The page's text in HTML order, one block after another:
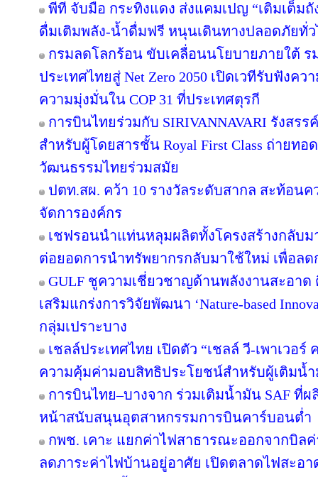
พีที จับมือ กระทิงแดง ส่งแคมเปญ “เติมเต็มถั
ดื่มเติมพลัง-น้ำดื่มฟรี หนุนเดินทางปลอดภัยทั่
กรมลดโลกร้อน ขับเคลื่อนนโยบายภายใต้ ร
ประเทศไทยสู่ Net Zero 2050 เปิดเวทีรับฟัง
ความมุ่งมั่นใน COP 31 ที่ประเทศตุรกี
การบินไทยร่วมกับ SIRIVANNAVARI รังสร
สำหรับผู้โดยสารชั้น Royal First Class ถ่ายท
วัฒนธรรมไทยร่วมสมัย
ปตท.สผ. คว้า 10 รางวัลระดับสากล สะท้อน
จัดการองค์กร
เชฟรอนนำแท่นหลุมผลิตทั้งโครงสร้างกลับ
ต่อยอดการนำทรัพยากรกลับมาใช้ใหม่ เพื่อล
GULF ชูความเชี่ยวชาญด้านพลังงานสะอา
เสริมแกร่งการวิจัยพัฒนา ‘Nature-based
กลุ่มเปราะบาง
เชลล์ประเทศไทย เปิดตัว “เชลล์ วี-เพาเวอ
ความคุ้มค่ามอบสิทธิประโยชน์สำหรับผู้เติมน้ำ
การบินไทย–บางจาก ร่วมเติมน้ำมัน SAF ที่
หน้าสนับสนุนอุตสาหกรรมการบินคาร์บอนต่ำ
กพช. เคาะ แยกค่าไฟสาธารณะออกจากบิล
ลดภาระค่าไฟบ้านอยู่อาศัย เปิดตลาดไฟสะอา